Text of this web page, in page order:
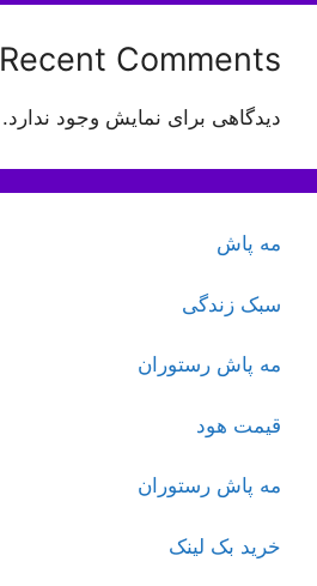
Recent Comments
دیدگاهی برای نمایش وجود ندارد.
مه پاش
سبک زندگی
مه پاش رستوران
قیمت هود
مه پاش رستوران
خرید بک لینک